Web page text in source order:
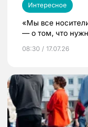
Интересное
«Мы все
— о том, что
08:30 / 17.07.26